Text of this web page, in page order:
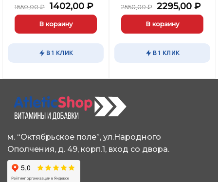
1650,00₽
Первоначальная
цена
составляла
1650,00 ₽.
1402,00 ₽Текущая
цена:
В корзину
В 1 КЛИК
2550,00₽
цена
составляла
2550,00 ₽.
2295,00 ₽
В корзину
В 1 КЛИК
м. “Октябрьское поле”, ул.Народного
Ополчения, д. 49, корп.1, вход со двора.